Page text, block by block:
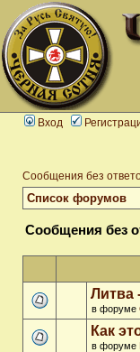
Вход
Сообщения без
Список форумов
Сообщения без
Литва
в форуме
Как
в форуме